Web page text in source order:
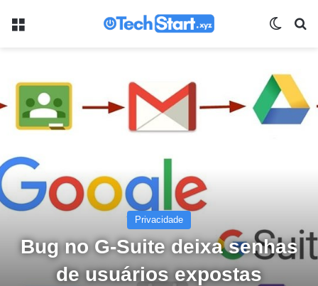
Menu
Privacidade
Bug no G-Suite deixa senhas
de usuários expostas